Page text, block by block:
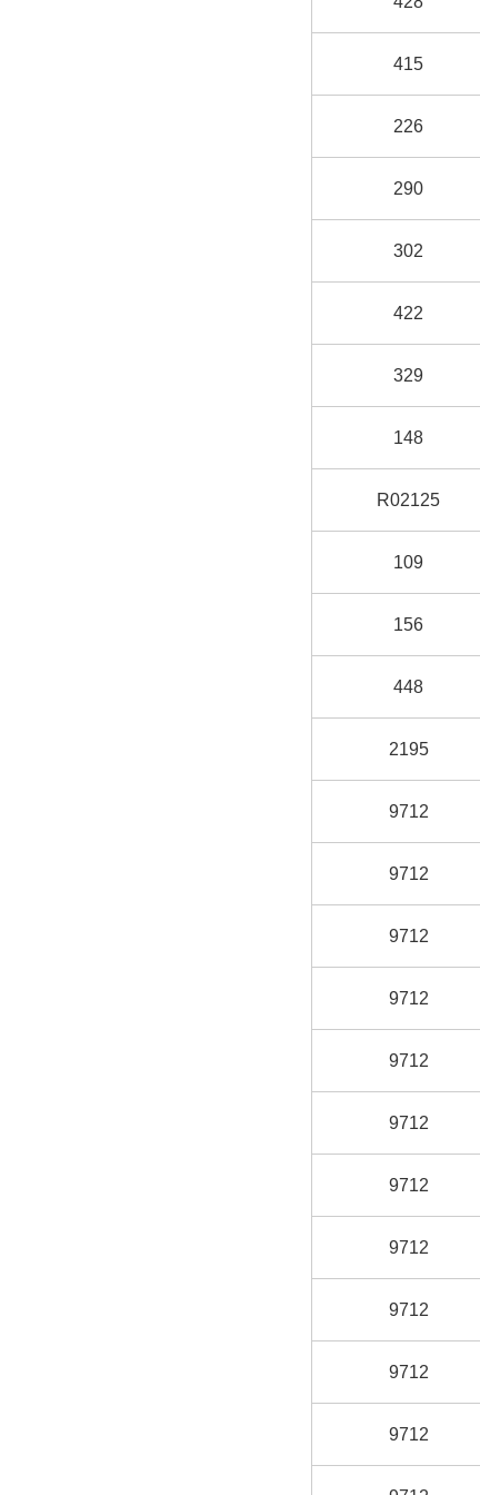
415
226
290
302
422
329
148
R02125
109
156
448
2195
9712
9712
9712
9712
9712
9712
9712
9712
9712
9712
9712